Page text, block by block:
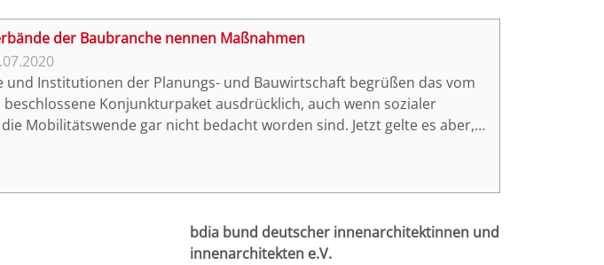
der Baubranche nennen Maßnahmen
und Institutionen der Planungs- und Bauwirtschaft begrüßen das vom
Konjunkturpaket ausdrücklich, auch wenn sozialer
Mobilitätswende gar nicht bedacht worden sind. Jetzt gelte es aber,
bdia bund deutscher innenarchitektinnen und
innenarchitekten e.V.